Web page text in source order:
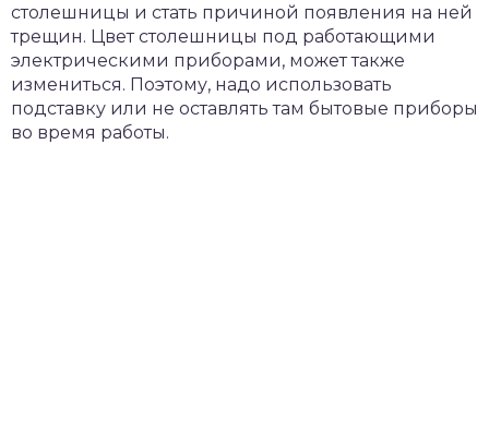
столешницы и стать причиной появления на ней
трещин. Цвет столешницы под работающими
электрическими приборами, может также
измениться. Поэтому, надо использовать
подставку или не оставлять там бытовые приборы
во время работы.